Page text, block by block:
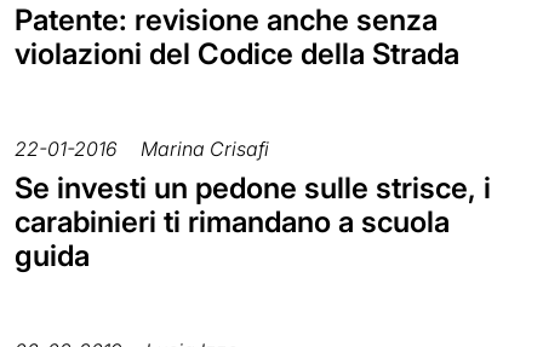
Patente: revisione anche senza
violazioni del Codice della Strada
22-01-2016 Marina Crisafi
Se investi un pedone sulle strisce, i
carabinieri ti rimandano a scuola
guida